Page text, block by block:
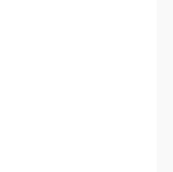
отличие от